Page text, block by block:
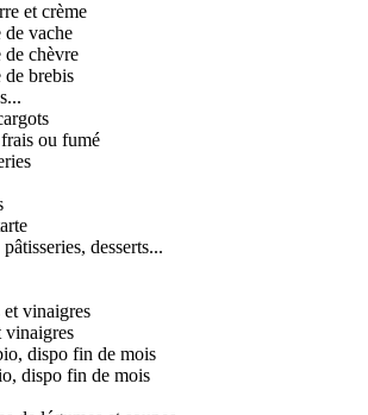
et crème
de vache
de chèvre
de brebis
ou fumé
desserts...
et vinaigres
vinaigres
dispo fin de mois
dispo fin de mois